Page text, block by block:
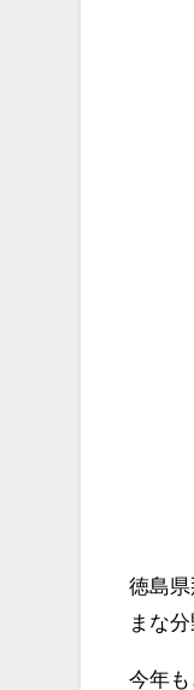
徳島
まな
今年も